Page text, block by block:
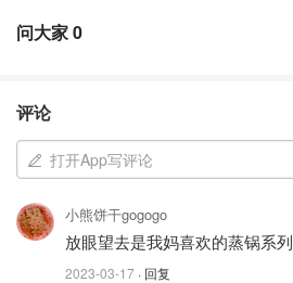
问大家0
评论
打开App写评论
小熊饼干gogogo
放眼望去是我妈喜欢的蒸锅系列
2023-03-17 · 回复